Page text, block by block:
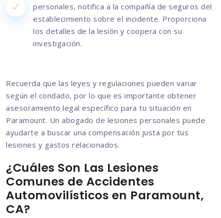
personales, notifica a la compañía de seguros del
establecimiento sobre el incidente. Proporciona
los detalles de la lesión y coopera con su
investigación.
Recuerda que las leyes y regulaciones pueden variar
según el condado, por lo que es importante obtener
asesoramiento legal específico para tu situación en
Paramount. Un abogado de lesiones personales puede
ayudarte a buscar una compensación justa por tus
lesiones y gastos relacionados.
¿Cuáles Son Las Lesiones
Comunes de Accidentes
Automovilísticos en Paramount,
CA?